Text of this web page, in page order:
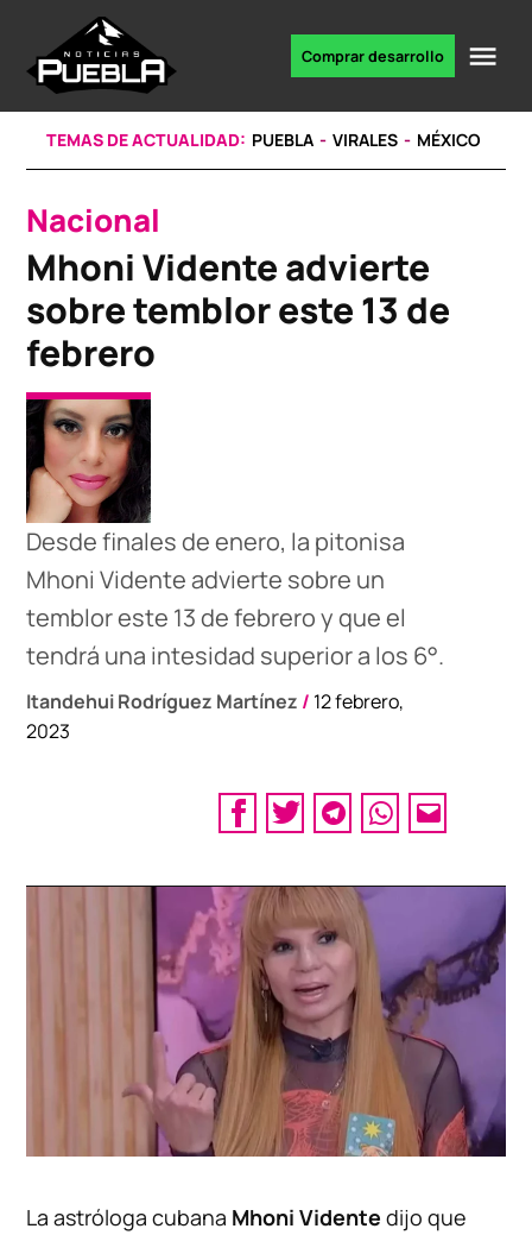
content
noticias
Comprar desarrollo
TEMAS DE ACTUALIDAD: PUEBLA VIRALES MÉXICO
POSTED
IN
Nacional
Mhoni Vidente advierte
sobre temblor este 13 de
febrero
Desde finales de enero, la pitonisa
Mhoni Vidente advierte sobre un
temblor este 13 de febrero y que el
tendrá una intesidad superior a los 6°.
Itandehui Rodríguez Martínez / 12 febrero,
2023
La astróloga cubana Mhoni Vidente dijo que